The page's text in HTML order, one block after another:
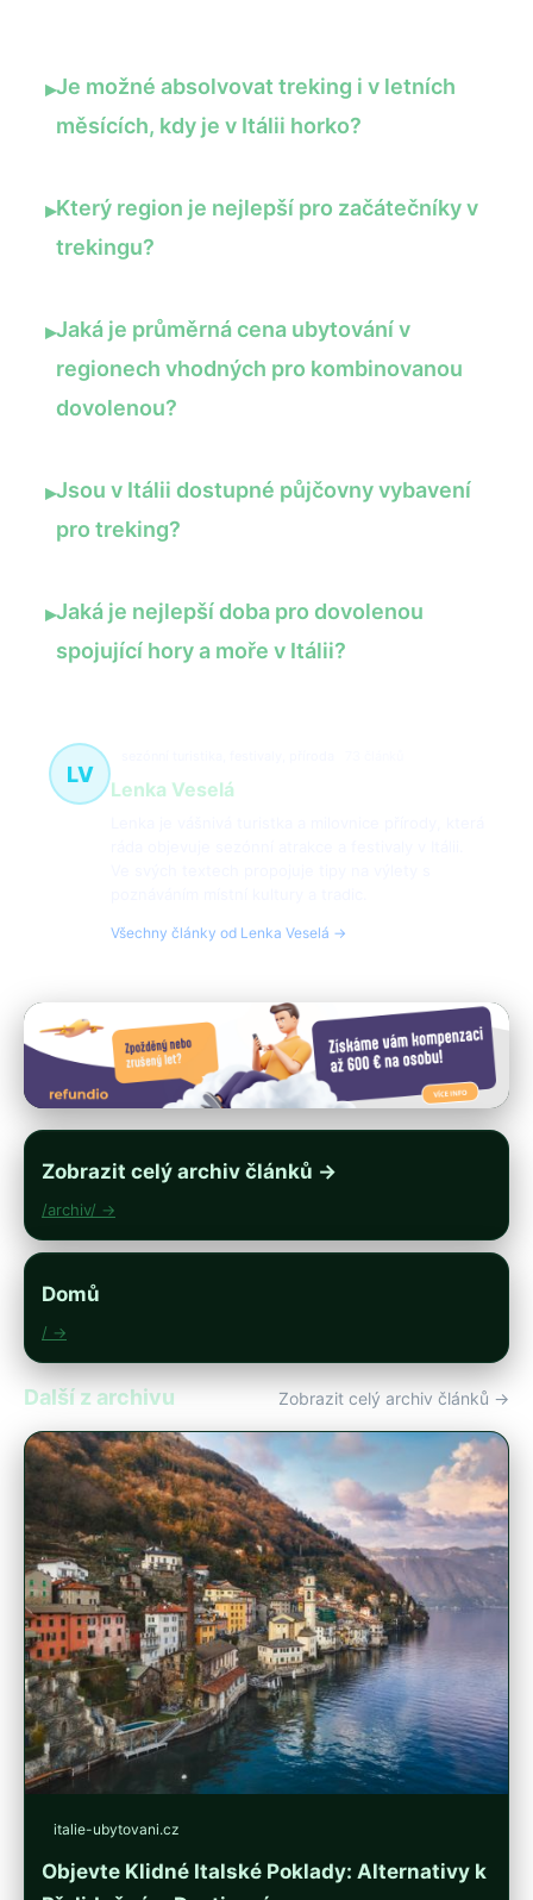
▸Je možné absolvovat treking i v letních
měsících, kdy je v Itálii horko?
▸Který region je nejlepší pro začátečníky v
trekingu?
▸Jaká je průměrná cena ubytování v
regionech vhodných pro kombinovanou
dovolenou?
▸Jsou v Itálii dostupné půjčovny vybavení
pro treking?
▸Jaká je nejlepší doba pro dovolenou
spojující hory a moře v Itálii?
LV
Lenka Veselá
Všechny články od Lenka Veselá →
Zobrazit celý archiv článků →
/archiv/ →
Domů
/ →
Další z archivu Zobrazit celý archiv článků →
italie-ubytovani.cz
Objevte Klidné Italské Poklady: Alternativy k